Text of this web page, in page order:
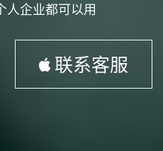
人企业都可以用
联系客服